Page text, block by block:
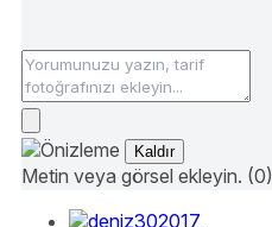
Kaldır
Metin veya görsel ekleyin. (0)